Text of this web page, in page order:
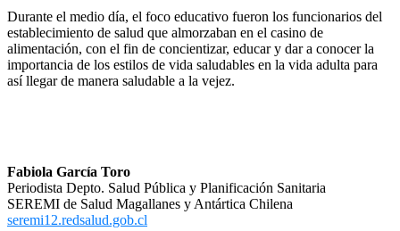
Durante el medio día, el foco educativo fueron los funcionarios del
establecimiento de salud que almorzaban en el casino de
alimentación, con el fin de concientizar, educar y dar a conocer la
importancia de los estilos de vida saludables en la vida adulta para
así llegar de manera saludable a la vejez.
Fabiola García Toro
Periodista Depto. Salud Pública y Planificación Sanitaria
SEREMI de Salud Magallanes y Antártica Chilena
seremi12.redsalud.gob.cl